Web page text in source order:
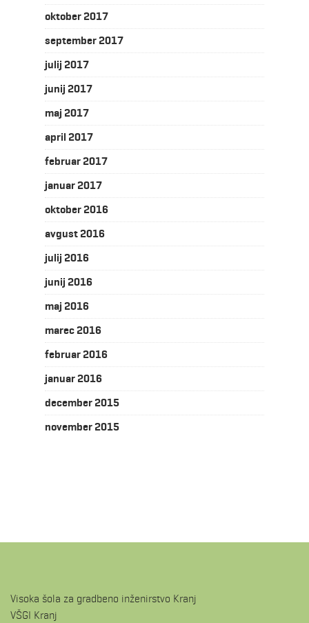
oktober 2017
september 2017
julij 2017
junij 2017
maj 2017
april 2017
februar 2017
januar 2017
oktober 2016
avgust 2016
julij 2016
junij 2016
maj 2016
marec 2016
februar 2016
januar 2016
december 2015
november 2015
Visoka šola za gradbeno inženirstvo Kranj
VŠGI Kranj